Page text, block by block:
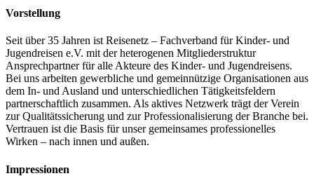
Vorstellung
Seit über 35 Jahren ist Reisenetz – Fachverband für Kinder- und
Jugendreisen e.V. mit der heterogenen Mitgliederstruktur
Ansprechpartner für alle Akteure des Kinder- und Jugendreisens.
Bei uns arbeiten gewerbliche und gemeinnützige Organisationen aus
dem In- und Ausland und unterschiedlichen Tätigkeitsfeldern
partnerschaftlich zusammen. Als aktives Netzwerk trägt der Verein
zur Qualitätssicherung und zur Professionalisierung der Branche bei.
Vertrauen ist die Basis für unser gemeinsames professionelles
Wirken – nach innen und außen.
Impressionen